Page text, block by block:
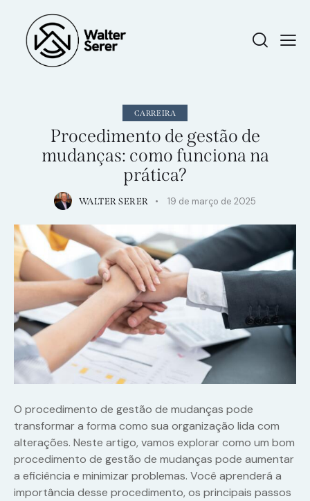
CARREIRA
Procedimento de gestão de
mudanças: como funciona na
prática?
WALTER SERER 19 de março de 2025
O procedimento de gestão de mudanças pode
transformar a forma como sua organização lida com
alterações. Neste artigo, vamos explorar como um bom
procedimento de gestão de mudanças pode aumentar
a eficiência e minimizar problemas. Você aprenderá a
importância desse procedimento, os principais passos